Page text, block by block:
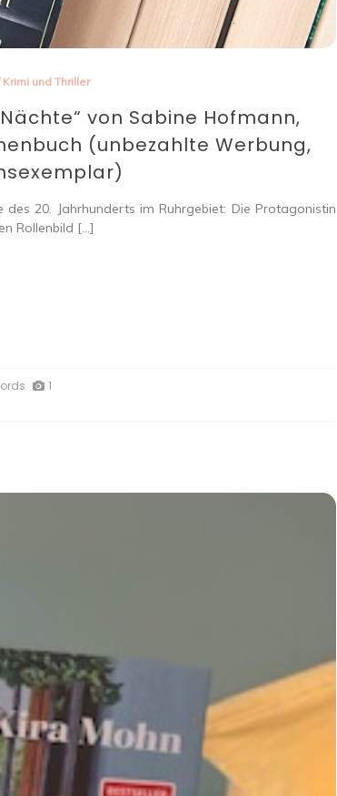
Krimi und Thriller
von Sabine Hofmann,
(unbezahlte Werbung,
20. Jahrhunderts im Ruhrgebiet: Die Protagonistin
Rollenbild […]
1